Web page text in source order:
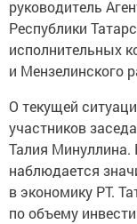
руководитель
Республики
исполнительных
и Мензелинского
О текущей
участников
Талия Минуллина.
наблюдается
в экономику РТ.
по объему